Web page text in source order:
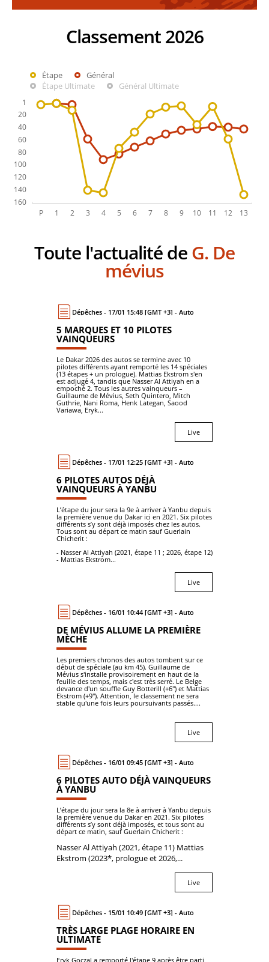
Classement 2026
Étape
Général
Étape Ultimate
Général Ultimate
Toute l'actualité deG. De
mévius
Dépêches - 17/01 15:48 [GMT +3] - Auto
5 MARQUES ET 10 PILOTES
VAINQUEURS
Le Dakar 2026 des autos se termine avec 10
pilotes différents ayant remporté les 14 spéciales
(13 étapes + un prologue). Mattias Ekstrom s'en
est adjugé 4, tandis que Nasser Al Attiyah en a
empoché 2. Tous les autres vainqueurs –
Guillaume de Mévius, Seth Quintero, Mitch
Guthrie, Nani Roma, Henk Lategan, Saood
Variawa, Eryk...
Live
Dépêches - 17/01 12:25 [GMT +3] - Auto
6 PILOTES AUTOS DÉJÀ
VAINQUEURS À YANBU
L’étape du jour sera la 9e à arriver à Yanbu depuis
la première venue du Dakar ici en 2021. Six pilotes
différents s’y sont déjà imposés chez les autos.
Tous sont au départ ce matin sauf Guerlain
Chicherit :
- Nasser Al Attiyah (2021, étape 11 ; 2026, étape 12)
- Mattias Ekstrom...
Live
Dépêches - 16/01 10:44 [GMT +3] - Auto
DE MÉVIUS ALLUME LA PREMIÈRE
MÈCHE
Les premiers chronos des autos tombent sur ce
début de spéciale (au km 45). Guillaume de
Mévius s'installe provisoirement en haut de la
feuille des temps, mais c'est très serré. Le Belge
devance d'un souffle Guy Botterill (+6'') et Mattias
Ekstrom (+9''). Attention, le classement ne sera
stable qu'une fois leurs poursuivants passés....
Live
Dépêches - 16/01 09:45 [GMT +3] - Auto
6 PILOTES AUTO DÉJÀ VAINQUEURS
À YANBU
L’étape du jour sera la 8e à arriver à Yanbu depuis
la première venue du Dakar en 2021. Six pilotes
différents s’y sont déjà imposés, et tous sont au
départ ce matin, sauf Guerlain Chicherit :
Nasser Al Attiyah (2021, étape 11) Mattias
Ekstrom (2023*, prologue et 2026,...
Live
Dépêches - 15/01 10:49 [GMT +3] - Auto
TRÈS LARGE PLAGE HORAIRE EN
ULTIMATE
Eryk Goczal a remporté l'étape 9 après être parti